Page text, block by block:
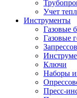
Учет
Инструменты
Газовые
Газовые
Ключи
Наборы
Пресс-